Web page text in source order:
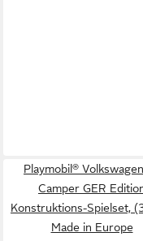
Playmobil®
Camper GER
Konstruktions-Spielset,
Made in Europe